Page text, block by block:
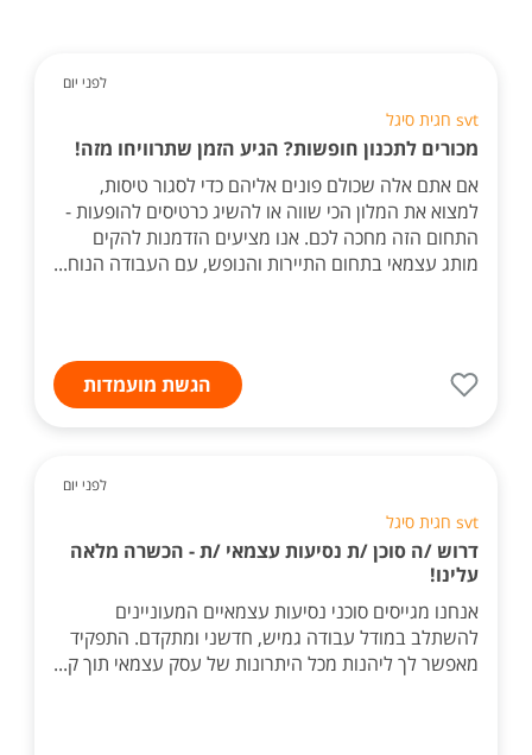
לפני יום
svt חגית סיגל
מכורים לתכנון חופשות? הגיע הזמן שתרוויחו מזה!
אם אתם אלה שכולם פונים אליהם כדי לסגור טיסות,
למצוא את המלון הכי שווה או להשיג כרטיסים להופעות -
התחום הזה מחכה לכם. אנו מציעים הזדמנות להקים
מותג עצמאי בתחום התיירות והנופש, עם העבודה הנוח...
הגשת מועמדות
לפני יום
svt חגית סיגל
דרוש /ה סוכן /ת נסיעות עצמאי /ת - הכשרה מלאה
עלינו!
אנחנו מגייסים סוכני נסיעות עצמאיים המעוניינים
להשתלב במודל עבודה גמיש, חדשני ומתקדם. התפקיד
מאפשר לך ליהנות מכל היתרונות של עסק עצמאי תוך ק...